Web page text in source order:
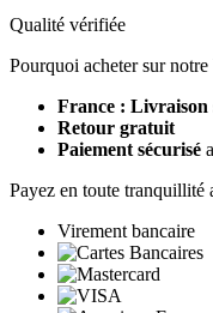
Qualité vérifiée
Pourquoi acheter sur
France :
Retour gratuit
Paiement sécurisé
Payez en toute tranquillité
Virement bancaire